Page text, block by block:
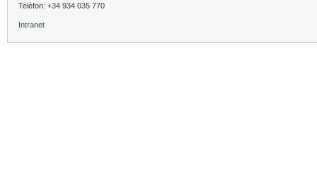
Telèfon: +34 934 035 770
Intranet